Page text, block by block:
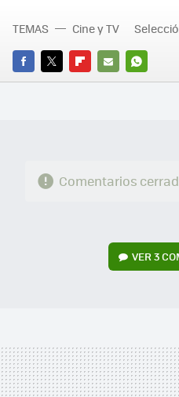
FACEBOOK
TWITTERFLIPBOARD
E-
TEMAS Cine y TV
Comentarios
VER3